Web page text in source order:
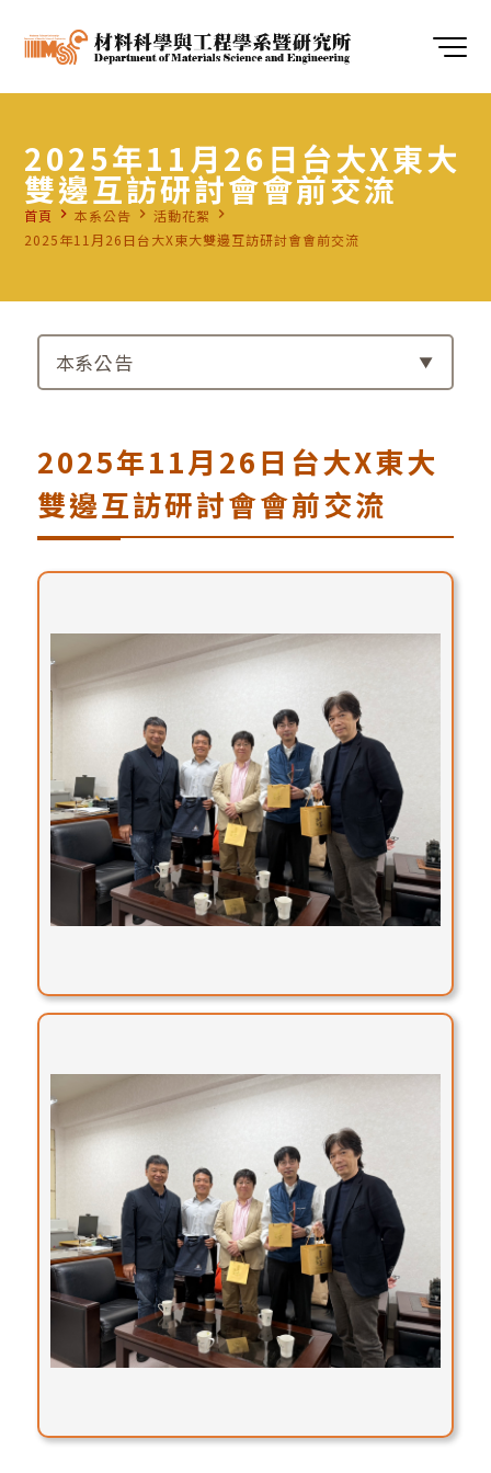
2025年11月26日台大X東大
雙邊互訪研討會會前交流
首頁 navigate_next 本系公告 navigate_next 活動花絮 navigate_next
2025年11月26日台大X東大雙邊互訪研討會會前交流
本系公告
2025年11月26日台大X東大
雙邊互訪研討會會前交流